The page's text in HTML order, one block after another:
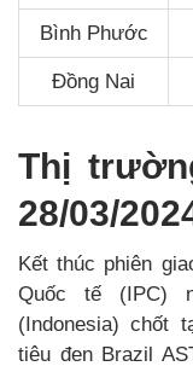
Bình Phước
Đồng Nai
Thị
28/03/
Kết thúc phiên
Quốc tế (IPC)
(Indonesia) chốt
tiêu đen Brazil